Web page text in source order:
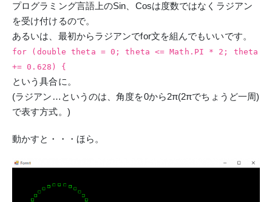
プログラミング言語上のSin、Cosは度数ではなくラジアン
を受け付けるので。
あるいは、最初からラジアンでfor文を組んでもいいです。
for (double theta = 0; theta <= Math.PI * 2; theta
+= 0.628) {
という具合に。
(ラジアン…というのは、角度を0から2π(2πでちょうど一周)
で表す方式。)
動かすと・・・ほら。